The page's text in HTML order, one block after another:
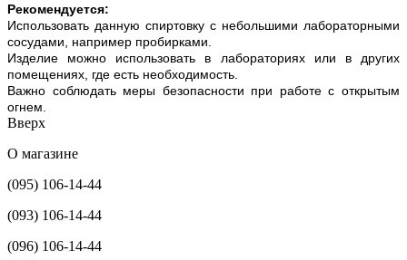
Рекомендуется:
Использовать данную спиртовку с небольшими лабораторными
сосудами, например пробирками.
Изделие можно использовать в лабораториях или в других
помещениях, где есть необходимость.
Важно соблюдать меры безопасности при работе с открытым
огнем.
Вверх
О магазине
(095) 106-14-44
(093) 106-14-44
(096) 106-14-44